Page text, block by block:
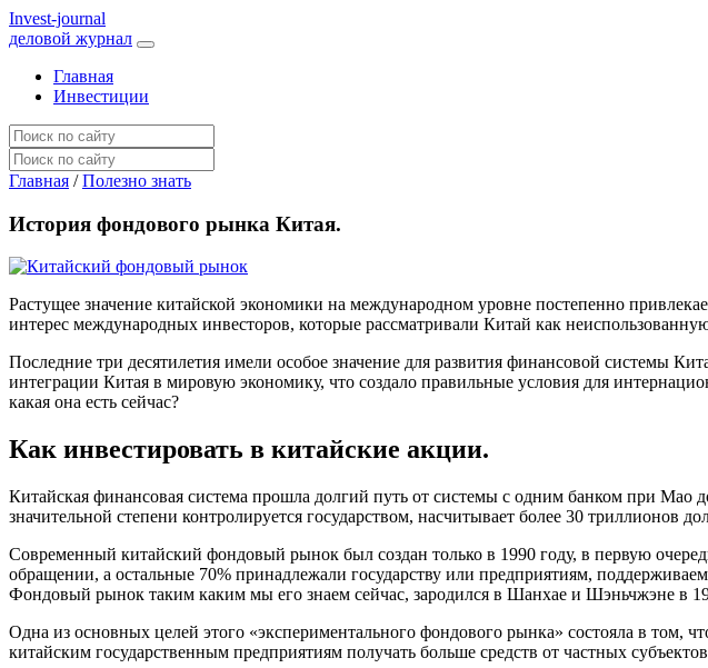
Invest-journal
деловой журнал
Главная
Инвестиции
Главная / Полезно знать
История фондового рынка Китая.
Растущее значение китайской экономики на международном уровне постепенно
интерес международных инвесторов, которые рассматривали Китай как
Последние три десятилетия имели особое значение для развития финансовой системы
интеграции Китая в мировую экономику, что создало правильные условия для
какая она есть сейчас?
Как инвестировать в китайские акции.
Китайская финансовая система прошла долгий путь от системы с одним банком при
значительной степени контролируется государством, насчитывает более 30 триллионов
Современный китайский фондовый рынок был создан только в 1990 году, в первую
обращении, а остальные 70% принадлежали государству или предприятиям,
Фондовый рынок таким каким мы его знаем сейчас, зародился в Шанхае и Шэньчжэне в
Одна из основных целей этого «экспериментального фондового рынка» состояла в том,
китайским государственным предприятиям получать больше средств от частных